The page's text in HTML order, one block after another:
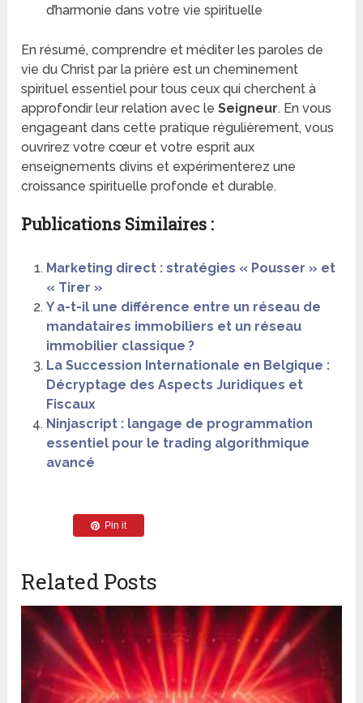
d’harmonie dans votre vie spirituelle
En résumé, comprendre et méditer les paroles de
vie du Christ par la prière est un cheminement
spirituel essentiel pour tous ceux qui cherchent à
approfondir leur relation avec leSeigneur. En vous
engageant dans cette pratique régulièrement, vous
ouvrirez votre cœur et votre esprit aux
enseignements divins et expérimenterez une
croissance spirituelle profonde et durable.
Publications Similaires :
Marketing direct : stratégies « Pousser » et
« Tirer »
Y a-t-il une différence entre un réseau de
mandataires immobiliers et un réseau
immobilier classique ?
La Succession Internationale en Belgique :
Décryptage des Aspects Juridiques et
Fiscaux
Ninjascript : langage de programmation
essentiel pour le trading algorithmique
avancé
Pin it
Related Posts